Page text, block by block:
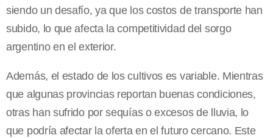
siendo un desafío, ya que los costos de transporte han
subido, lo que afecta la competitividad del sorgo
argentino en el exterior.
Además, el estado de los cultivos es variable. Mientras
que algunas provincias reportan buenas condiciones,
otras han sufrido por sequías o excesos de lluvia, lo
que podría afectar la oferta en el futuro cercano. Este